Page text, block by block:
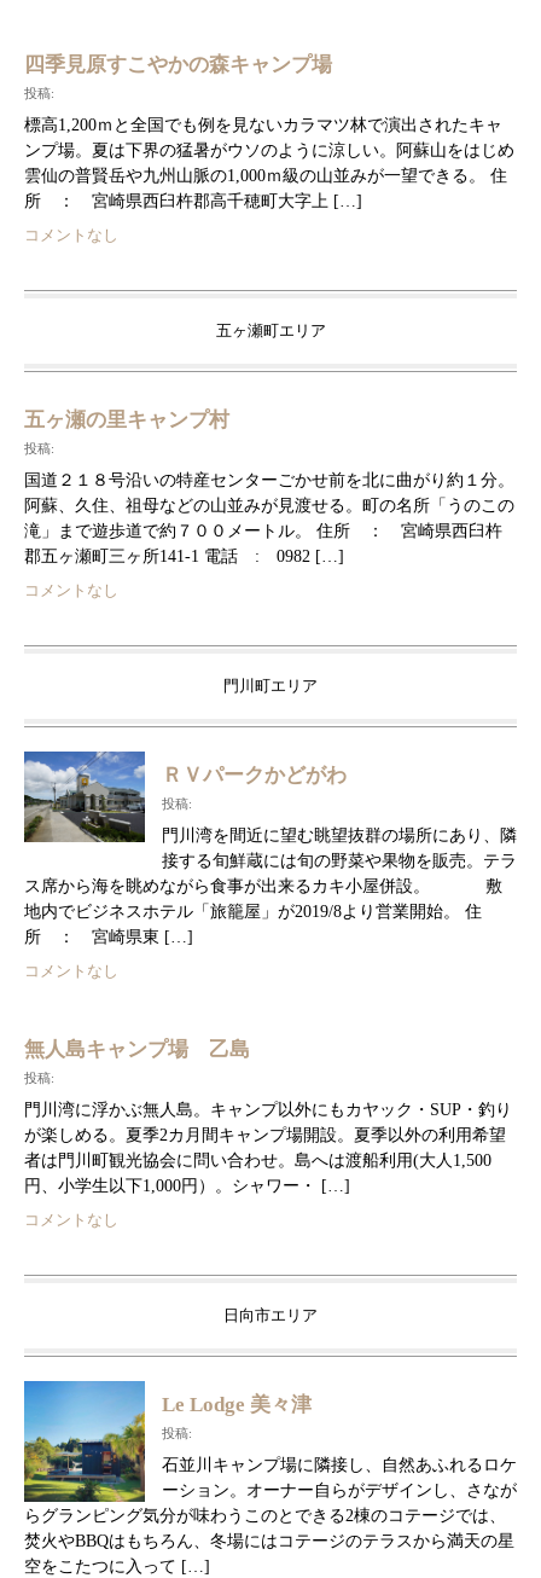
四季見原すこやかの森キャンプ場
投稿:
標高1,200ｍと全国でも例を見ないカラマツ林で演出されたキャ
ンプ場。夏は下界の猛暑がウソのように涼しい。阿蘇山をはじめ
雲仙の普賢岳や九州山脈の1,000ｍ級の山並みが一望できる。 住
所 ： 宮崎県西臼杵郡高千穂町大字上 […]
コメントなし
五ヶ瀬町エリア
五ヶ瀬の里キャンプ村
投稿:
国道２１８号沿いの特産センターごかせ前を北に曲がり約１分。
阿蘇、久住、祖母などの山並みが見渡せる。町の名所「うのこの
滝」まで遊歩道で約７００メートル。 住所 ： 宮崎県西臼杵
郡五ヶ瀬町三ヶ所141-1 電話 : 0982 […]
コメントなし
門川町エリア
ＲＶパークかどがわ
投稿:
門川湾を間近に望む眺望抜群の場所にあり、隣
接する旬鮮蔵には旬の野菜や果物を販売。テラ
ス席から海を眺めながら食事が出来るカキ小屋併設。 敷
地内でビジネスホテル「旅籠屋」が2019/8より営業開始。 住
所 ： 宮崎県東 […]
コメントなし
無人島キャンプ場 乙島
投稿:
門川湾に浮かぶ無人島。キャンプ以外にもカヤック・SUP・釣り
が楽しめる。夏季2カ月間キャンプ場開設。夏季以外の利用希望
者は門川町観光協会に問い合わせ。島へは渡船利用(大人1,500
円、小学生以下1,000円）。シャワー・ […]
コメントなし
日向市エリア
Le Lodge 美々津
投稿:
石並川キャンプ場に隣接し、自然あふれるロケ
ーション。オーナー自らがデザインし、さなが
らグランピング気分が味わうこのとできる2棟のコテージでは、
焚火やBBQはもちろん、冬場にはコテージのテラスから満天の星
空をこたつに入って […]